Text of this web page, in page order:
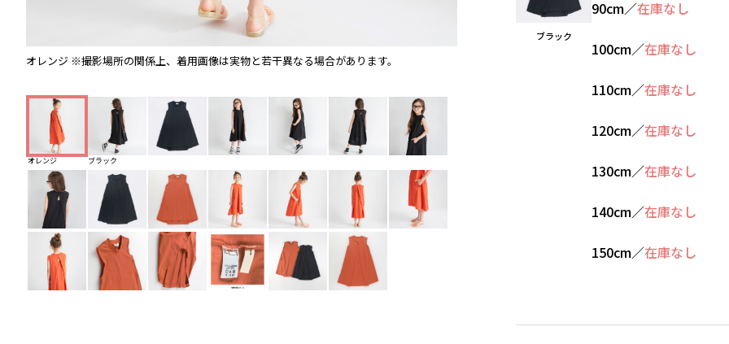
オレンジ ※撮影場所の関係上、着用画像は実物と若干異なる場合があります。 ※撮影場所の関係上、着用画像は実物と若干
オレンジ ブラック
ブラック
90cm／在庫なし
100cm／在庫なし
110cm／在庫なし
120cm／在庫なし
130cm／在庫なし
140cm／在庫なし
150cm／在庫なし